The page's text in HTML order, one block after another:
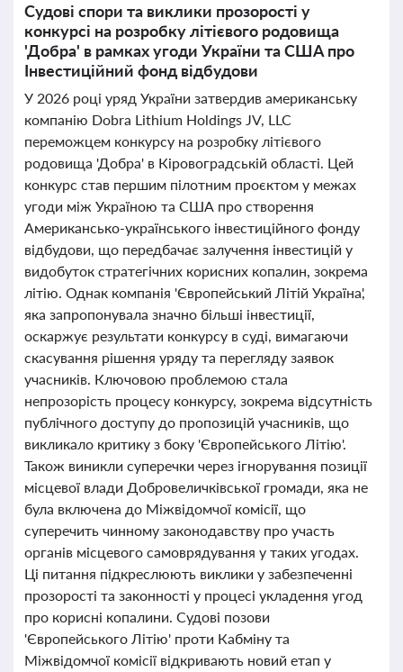
Судові спори та виклики прозорості у
конкурсі на розробку літієвого родовища
'Добра' в рамках угоди України та США про
Інвестиційний фонд відбудови
У 2026 році уряд України затвердив американську
компанію Dobra Lithium Holdings JV, LLC
переможцем конкурсу на розробку літієвого
родовища 'Добра' в Кіровоградській області. Цей
конкурс став першим пілотним проєктом у межах
угоди між Україною та США про створення
Американсько-українського інвестиційного фонду
відбудови, що передбачає залучення інвестицій у
видобуток стратегічних корисних копалин, зокрема
літію. Однак компанія 'Європейський Літій Україна',
яка запропонувала значно більші інвестиції,
оскаржує результати конкурсу в суді, вимагаючи
скасування рішення уряду та перегляду заявок
учасників. Ключовою проблемою стала
непрозорість процесу конкурсу, зокрема відсутність
публічного доступу до пропозицій учасників, що
викликало критику з боку 'Європейського Літію'.
Також виникли суперечки через ігнорування позиції
місцевої влади Добровеличківської громади, яка не
була включена до Міжвідомчої комісії, що
суперечить чинному законодавству про участь
органів місцевого самоврядування у таких угодах.
Ці питання підкреслюють виклики у забезпеченні
прозорості та законності у процесі укладення угод
про корисні копалини. Судові позови
'Європейського Літію' проти Кабміну та
Міжвідомчої комісії відкривають новий етап у